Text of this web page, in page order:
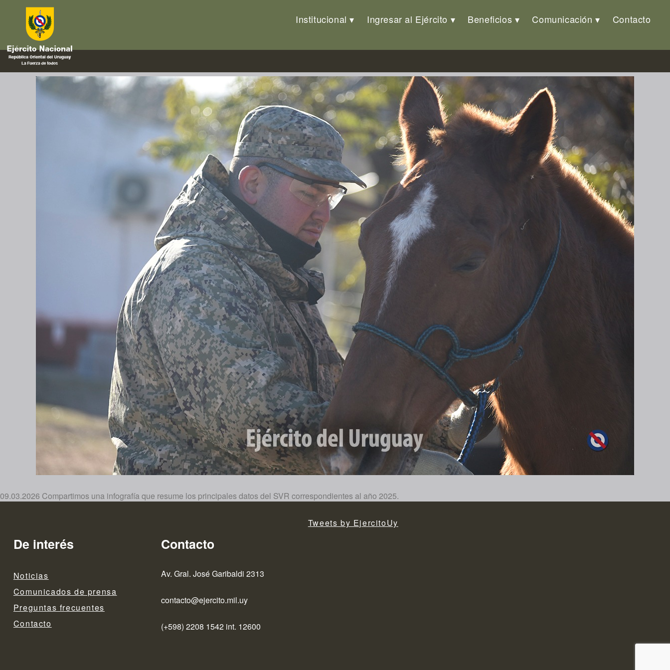
Institucional Ingresar al Ejército Beneficios Comunicación Contacto
cifras
Servicio de Veterinaria y Remonta en cifras
09.03.2026 Compartimos una infografía que resume los principales datos del SVR correspondientes al año 2025.
De interés
Noticias
Comunicados de prensa
Preguntas frecuentes
Contacto
Contacto
Av. Gral. José Garibaldi 2313
contacto@ejercito.mil.uy
(+598) 2208 1542 int. 12600
Tweets by EjercitoUy